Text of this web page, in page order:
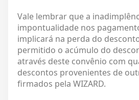
Vale lembrar que a
impontualidade nos
implicará na perda do
permitido o acúmulo do
através deste convênio com
descontos provenientes de
firmados pela WIZARD.